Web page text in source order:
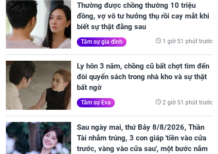
Thường được chồng thường 10 triệu
đồng, vợ vô tư hưởng thụ rồi cay mắt khi
biết sự thật đằng sau
Tâm sự gia đình 1 giờ 51 phút trước
Ly hôn 3 năm, chồng cũ bất chợt tìm đến
đòi quyển sách trong nhà kho và sự thật
bất ngờ
Tâm sự Eva 2 giờ 51 phút trước
Sau ngày mai, thứ Bảy 8/8/2026, Thần
Tài nhắm trúng, 3 con giáp 'tiền vào cửa
trước, vàng vào cửa sau', một bước nắm